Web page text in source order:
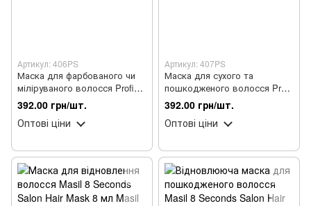
Артикул: 406PS
Маска для фарбованого чи
міліруваного волосся Profi
Salon, 1000 мл
392.00 грн/шт.
Оптові ціни
Артикул: 407PS
Маска для сухого та
пошкодженого волосся Profi
Salon, 1000 мл
392.00 грн/шт.
Оптові ціни